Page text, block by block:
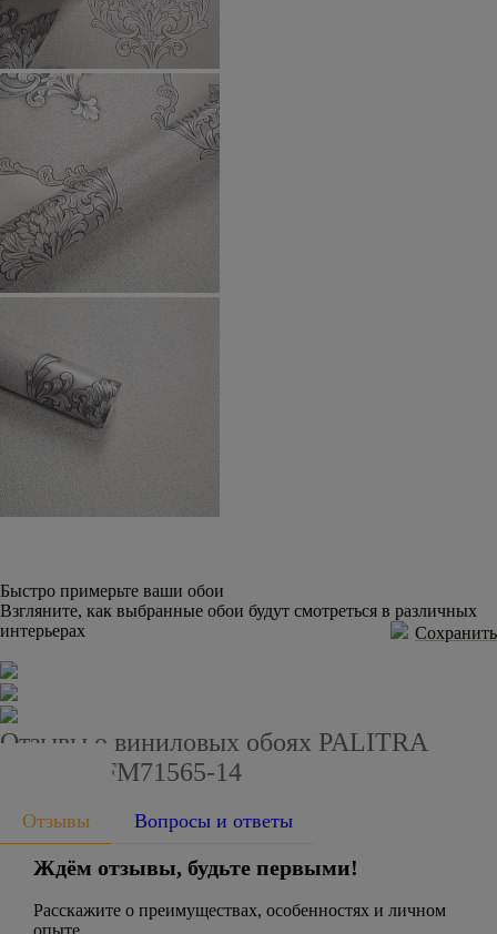
Быстро примерьте ваши обои
Взгляните, как выбранные обои будут смотреться в различных
интерьерах
Сохранить
Отзывы о виниловых обоях PALITRA
FAMILY FM71565-14
Отзывы Вопросы и ответы
Ждём отзывы, будьте первыми!
Расскажите о преимуществах, особенностях и личном